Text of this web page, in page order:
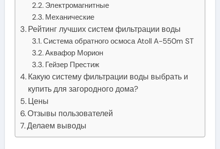
Электромагнитные
Механические
Рейтинг лучших систем фильтрации воды
Система обратного осмоса Atoll A-550m ST
Аквафор Морион
Гейзер Престиж
Какую систему фильтрации воды выбрать и
купить для загородного дома?
Цены
Отзывы пользователей
Делаем выводы